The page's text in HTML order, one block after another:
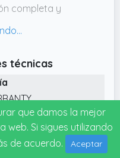
completa y
correo
que
brazo se ajusten
y articulaciones
tiras de
ayudan a reducir
técnicas
que damos la mejor
web. Si sigues utilizando
de acuerdo.
Aceptar